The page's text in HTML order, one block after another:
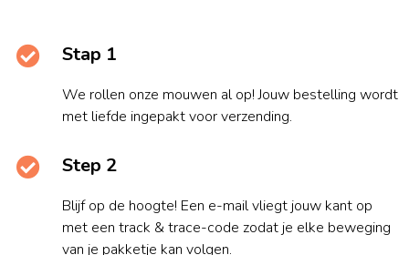
Stap 1
We rollen onze mouwen al op! Jouw bestelling wordt
met liefde ingepakt voor verzending.
Step 2
Blijf op de hoogte! Een e-mail vliegt jouw kant op
met een track & trace-code zodat je elke beweging
van je pakketje kan volgen.